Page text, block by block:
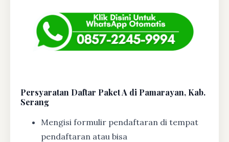
Persyaratan Daftar Paket A di Pamarayan, Kab.
Serang
Mengisi formulir pendaftaran di tempat
pendaftaran atau bisa